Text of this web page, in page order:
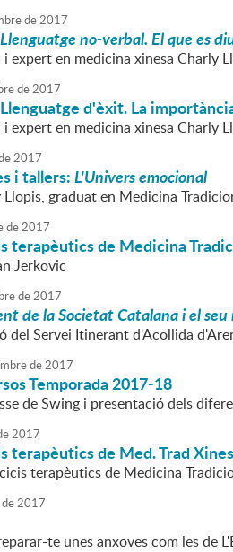
de2017
Llenguatge no-verbal. El que es
expert en medicina xinesa Charly
de2017
d'èxit. La
expert en medicina xinesa Charly
2017
i tallers:L'Univers emocional
graduat en Medicina
de2017
terapèutics de Medicina
Jerkovic
de2017
de la Societat Catalana i el
del Servei Itinerant d'Acollida
de2017
Temporada 2017-18
de Swing i presentació dels
2017
terapèutics de Med. Trad
terapèutics de Medicina
de2017
te unes anxoves com les de